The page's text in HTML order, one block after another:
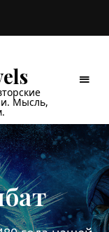
Мысль,